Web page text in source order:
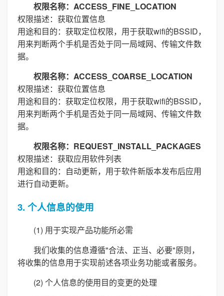
权限名称：ACCESS_FINE_LOCATION
权限描述：获取位置信息
用途和目的：获取定位权限，用于获取wifi的BSSID，
用来判断两个手机是否处于同一局域网、传输文件数
据。
权限名称：ACCESS_COARSE_LOCATION
权限描述：获取位置信息
用途和目的：获取定位权限，用于获取wifi的BSSID，
用来判断两个手机是否处于同一局域网、传输文件数
据。
权限名称：REQUEST_INSTALL_PACKAGES
权限描述：获取应用软件列表
用途和目的：自动更新，用于软件新版本发布后应用
进行自动更新。
3. 个人信息的使用
(1) 用于实现产品功能所必需
我们收集的信息遵循"合法、正当、必要"原则，
将收集的信息用于实现前述各项业务功能或者服务。
(2) 个人信息的使用目的变更的处理